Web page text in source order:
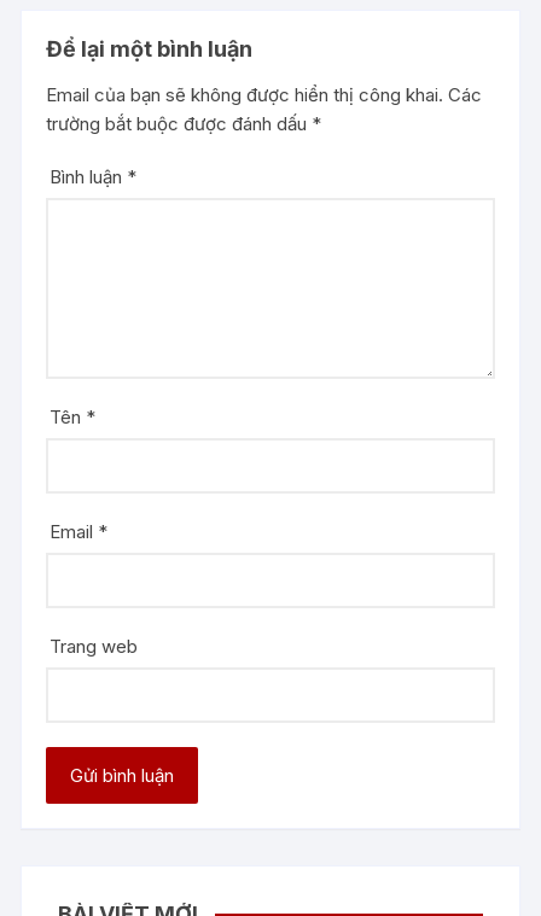
Để lại một bình luận
Email của bạn sẽ không được hiển thị công khai. Các
trường bắt buộc được đánh dấu *
Bình luận *
Tên *
Email *
Trang web